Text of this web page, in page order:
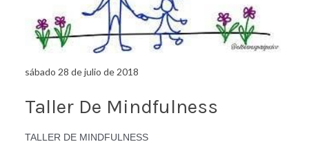
sábado 28 de julio de 2018
Taller De Mindfulness
TALLER DE MINDFULNESS